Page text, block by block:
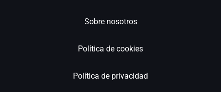
Sobre nosotros
Política de cookies
Política de privacidad